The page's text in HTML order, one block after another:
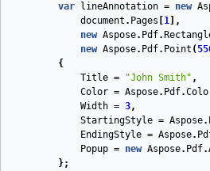
var
lineAnnotation = new
document . Pages 1 ],
new Aspose. Pdf.
new Aspose. Pdf. Point (
{
Title = "John Smith" ,
Color = Aspose. Pdf.
Width = 3,
StartingStyle = Aspose.
EndingStyle = Aspose.
Popup = new Aspose. Pdf.
};